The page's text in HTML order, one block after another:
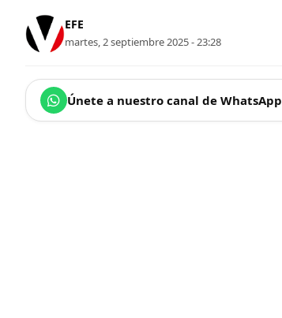
EFE
martes, 2 septiembre 2025 - 23:28
Únete a nuestro canal de WhatsApp